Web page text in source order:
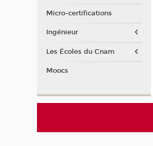
Micro-certifications
Ingénieur
Les Écoles du Cnam
Moocs